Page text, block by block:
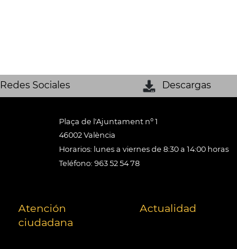
Redes Sociales Descargas
Plaça de l'Ajuntament nº 1
46002 València
Horarios: lunes a viernes de 8:30 a 14:00 horas
Teléfono: 963 52 54 78
Atención
ciudadana
Actualidad